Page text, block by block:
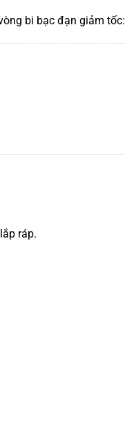
bi bạc đạn giảm tốc:
ráp.